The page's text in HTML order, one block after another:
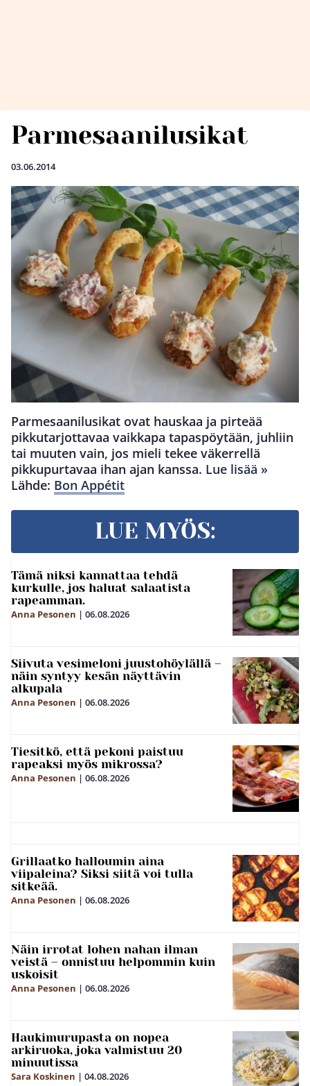
Parmesaanilusikat
03.06.2014
Parmesaanilusikat ovat hauskaa ja pirteää
pikkutarjottavaa vaikkapa tapaspöytään, juhliin
tai muuten vain, jos mieli tekee väkerrellä
pikkupurtavaa ihan ajan kanssa. Lue lisää »
Lähde: Bon Appétit
LUE MYÖS:
Tämä niksi kannattaa tehdä
kurkulle, jos haluat salaatista
rapeamman.
Anna Pesonen | 06.08.2026
Siivuta vesimeloni juustohöylällä –
näin syntyy kesän näyttävin
alkupala
Anna Pesonen | 06.08.2026
Tiesitkö, että pekoni paistuu
rapeaksi myös mikrossa?
Anna Pesonen | 06.08.2026
Grillaatko halloumin aina
viipaleina? Siksi siitä voi tulla
sitkeää.
Anna Pesonen | 06.08.2026
Näin irrotat lohen nahan ilman
veistä – onnistuu helpommin kuin
uskoisit
Anna Pesonen | 06.08.2026
Haukimurupasta on nopea
arkiruoka, joka valmistuu 20
minuutissa
Sara Koskinen | 04.08.2026